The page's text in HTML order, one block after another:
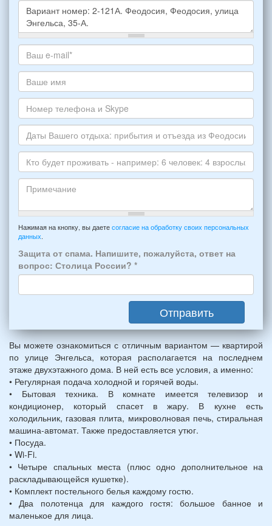
Какое
жилье
хотите
снять,
укажите
пожалуйста
НОМЕР
варианта:
*
Ваш
адрес
электронной
почты
*
Ваше
имя
Номер
телефона
и
Skype
Даты
Вашего
отдыха:
прибытия
отъезда
из
Феодосии:
*
Кто
будет
-
например:
6
человек:
4
взрослых
и
2
детей
(возраст
7
и
12
лет):
*
Примечание
Нажимая на кнопку, вы даете согласие на обработку своих персональных
данных
Защита от спама. Напишите, пожалуйста, ответ на
вопрос: Столица России? *
Отправить
Вы можете ознакомиться с отличным вариантом — квартирой
по улице Энгельса, которая располагается на последнем
этаже двухэтажного дома. В ней есть все условия, а именно:
• Регулярная подача холодной и горячей воды.
• Бытовая техника. В комнате имеется телевизор и
кондиционер, который спасет в жару. В кухне есть
холодильник, газовая плита, микроволновая печь, стиральная
машина-автомат. Также предоставляется утюг.
• Посуда.
• Wi-Fi.
• Четыре спальных места (плюс одно дополнительное на
раскладывающейся кушетке).
• Комплект постельного белья каждому гостю.
• Два полотенца для каждого гостя: большое банное и
маленькое для лица.